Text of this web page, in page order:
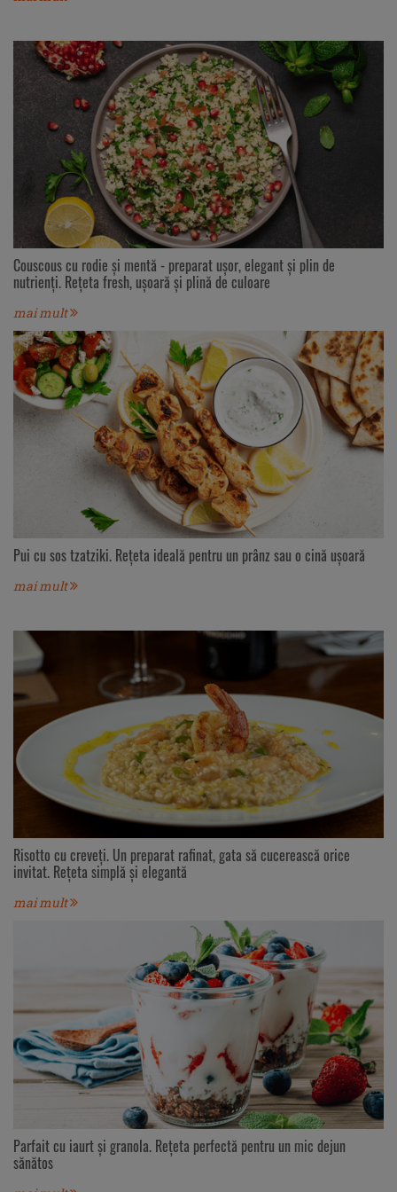
Couscous cu rodie și mentă - preparat ușor, elegant și plin de
nutrienți. Rețeta fresh, ușoară și plină de culoare
mai mult
Pui cu sos tzatziki. Rețeta ideală pentru un prânz sau o cină ușoară
mai mult
Risotto cu creveți. Un preparat rafinat, gata să cucerească orice
invitat. Rețeta simplă și elegantă
mai mult
Parfait cu iaurt și granola. Rețeta perfectă pentru un mic dejun
sănătos